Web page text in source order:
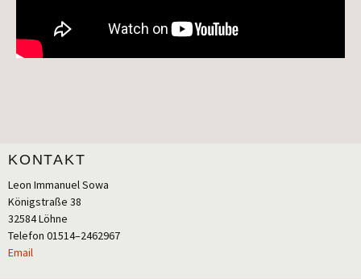
KONTAKT
Leon Imma­nu­el Sowa
König­stra­ße 38
32584 Löhne
Tele­fon 01514–2462967
Email